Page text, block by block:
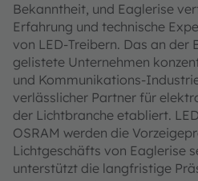
Bekanntheit, und Eaglerise
Erfahrung und technische
von LED-Treibern. Das an der
gelistete Unternehmen
und Kommunikations-
verlässlicher Partner für
der Lichtbranche etabliert.
OSRAM werden die
Lichtgeschäfts von Eaglerise
unterstützt die langfristige